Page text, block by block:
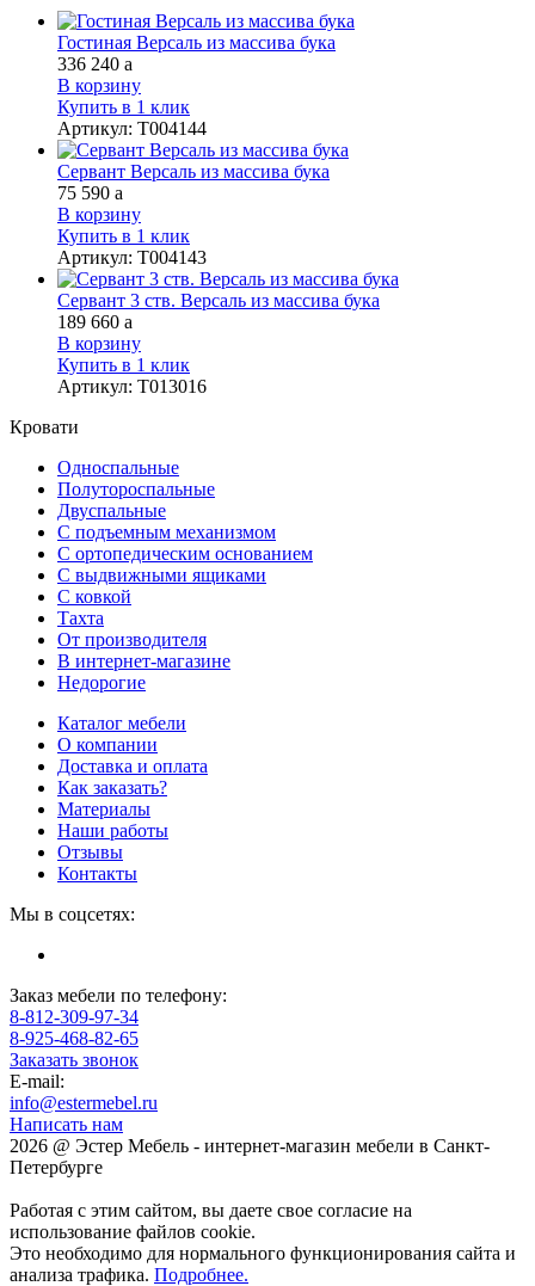
Гостиная Версаль из массива бука
336 240 a
В корзину
Купить в 1 клик
Артикул: Т004144
Сервант Версаль из массива бука
75 590 a
В корзину
Купить в 1 клик
Артикул: Т004143
Сервант 3 ств. Версаль из массива бука
189 660 a
В корзину
Купить в 1 клик
Артикул: Т013016
Кровати
Односпальные
Полутороспальные
Двуспальные
С подъемным механизмом
С ортопедическим основанием
С выдвижными ящиками
С ковкой
Тахта
От производителя
В интернет-магазине
Недорогие
Каталог мебели
О компании
Доставка и оплата
Как заказать?
Материалы
Наши работы
Отзывы
Контакты
Мы в соцсетях:
Заказ мебели по телефону:
8-812-309-97-34
8-925-468-82-65
Заказать звонок
E-mail:
info@estermebel.ru
Написать нам
2026 @ Эстер Мебель - интернет-магазин мебели в Санкт-
Петербурге
Работая с этим сайтом, вы даете свое согласие на
использование файлов cookie.
Это необходимо для нормального функционирования сайта и
анализа трафика. Подробнее.